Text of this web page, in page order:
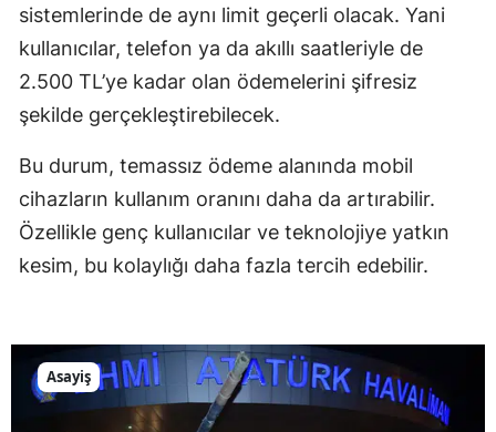
sistemlerinde de aynı limit geçerli olacak. Yani
kullanıcılar, telefon ya da akıllı saatleriyle de
2.500 TL’ye kadar olan ödemelerini şifresiz
şekilde gerçekleştirebilecek.
Bu durum, temassız ödeme alanında mobil
cihazların kullanım oranını daha da artırabilir.
Özellikle genç kullanıcılar ve teknolojiye yatkın
kesim, bu kolaylığı daha fazla tercih edebilir.
Asayiş